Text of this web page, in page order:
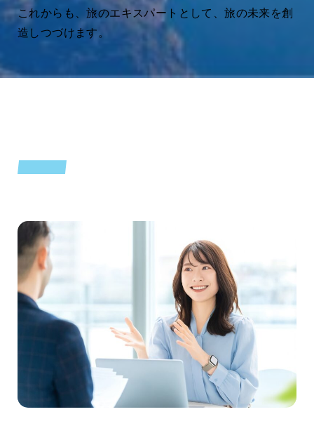
これからも、旅のエキスパートとして、旅の未来を創
造しつづけます。
QUALITY